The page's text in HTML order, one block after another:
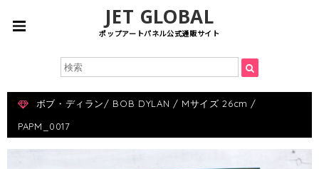
JET GLOBAL
ポップアートパネル公式通販サイト
ボブ・ディラン/ BOB DYLAN / Mサイズ 26cm /
PAPM_0017